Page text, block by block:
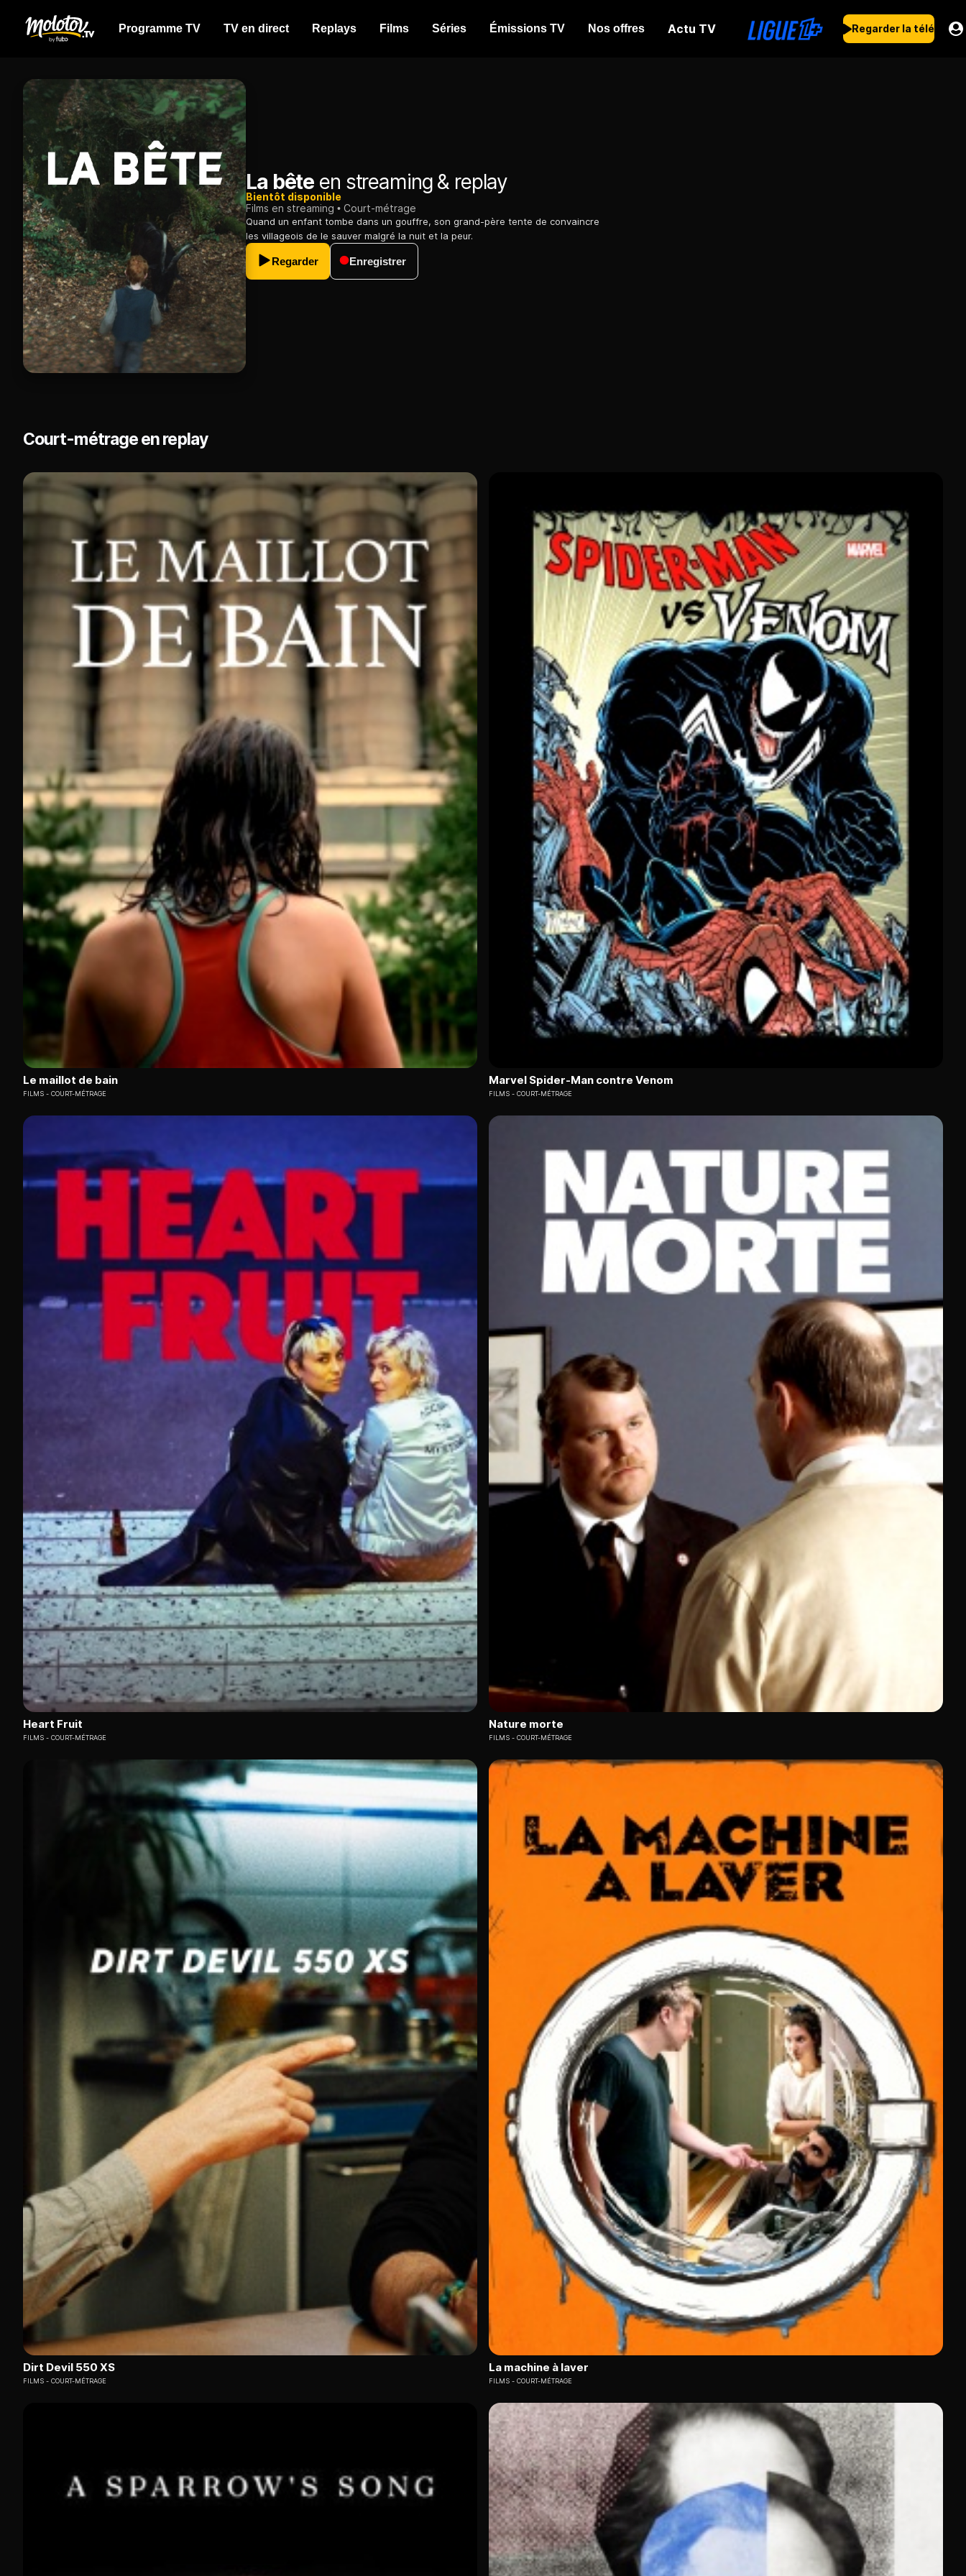
Programme TV TV en direct Replays Films Séries Émissions TV Nos offres Actu TV Regarder la télé
La bête en streaming & replay
Bientôt disponible
Films en streaming
Court-métrage
Quand un enfant tombe dans un gouffre, son grand-père tente de convaincre
les villageois de le sauver malgré la nuit et la peur.
Regarder Enregistrer
Court-métrage en replay
Le maillot de bain
FILMS COURT-MÉTRAGE
Marvel Spider-Man contre Venom
FILMS COURT-MÉTRAGE
Heart Fruit
FILMS COURT-MÉTRAGE
Nature morte
FILMS COURT-MÉTRAGE
Dirt Devil 550 XS
FILMS COURT-MÉTRAGE
La machine à laver
FILMS COURT-MÉTRAGE